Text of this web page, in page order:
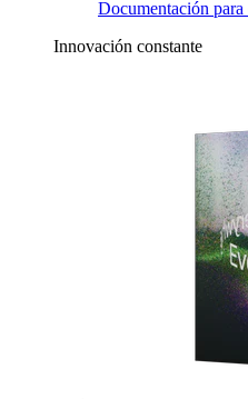
Documentación
Innovación constante